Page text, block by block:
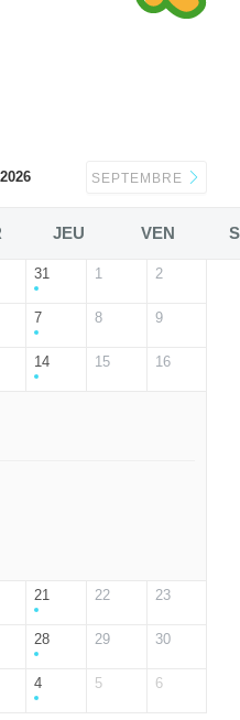
SEPTEMBRE
JEU VEN
31 1 2
7 8 9
14 15 16
21 22 23
28 29 30
4 5 6